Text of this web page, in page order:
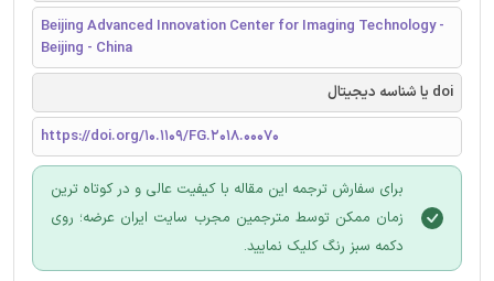
Beijing Advanced Innovation Center for Imaging Technology -
Beijing - China
doi یا شناسه دیجیتال
https://doi.org/10.1109/FG.2018.00070
برای سفارش ترجمه این مقاله با کیفیت عالی و در کوتاه ترین
زمان ممکن توسط مترجمین مجرب سایت ایران عرضه؛ روی
دکمه سبز رنگ کلیک نمایید.